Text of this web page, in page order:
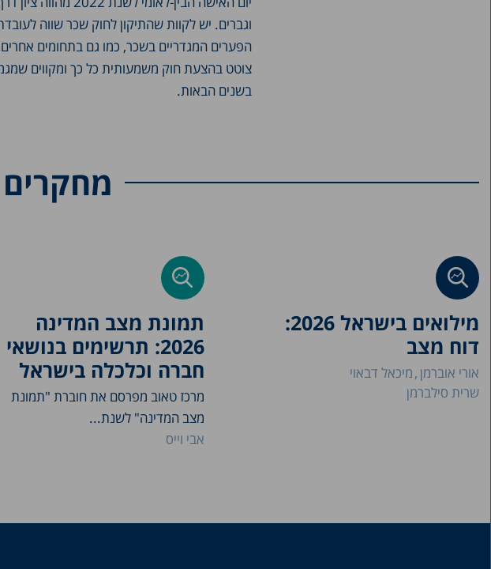
וגברים. יש לקוות שהתיקון לחוק שכר שווה
הפערים המגדריים בשכר, כמו גם בתחומים
צוטט בהצעת חוק משמעותית כל כך ומקווים
בשנים הבאות.
מחקרים
מילואים בישראל 2026:
דוח מצב
אורי אוברמן מיכאל דבאוי
שרית סילברמן
תמונת מצב המדינה
2026: תרשימים בנושאי
חברה וכלכלה בישראל
מרכז טאוב מפרסם את חוברת "תמונת
מצב המדינה" לשנת...
אבי וייס